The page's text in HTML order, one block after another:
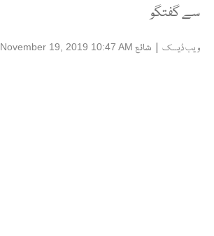
سے گفتگو
ویب ڈیسک | شائع November 19, 2019 10:47 AM